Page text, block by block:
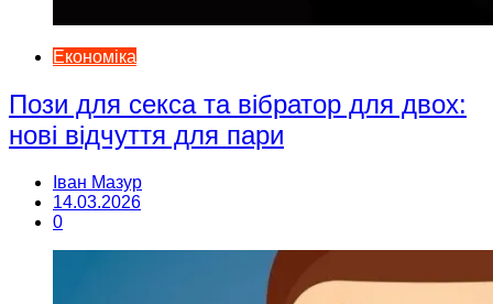
Економіка
Пози для секса та вібратор для двох:
нові відчуття для пари
Іван Мазур
14.03.2026
0